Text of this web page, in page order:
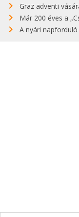
Graz adventi
Már 200 éves a
A nyári napforduló